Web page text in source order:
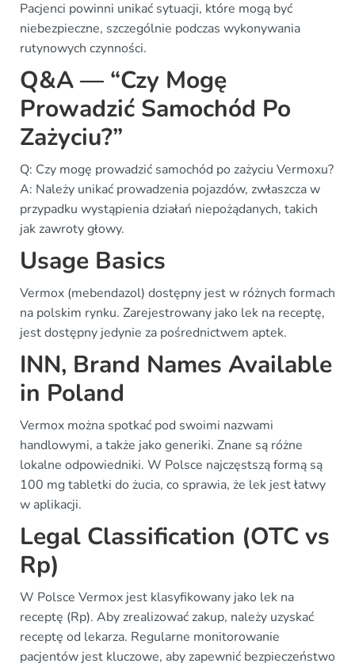
Pacjenci powinni unikać sytuacji, które mogą być
niebezpieczne, szczególnie podczas wykonywania
rutynowych czynności.
Q&A — “Czy Mogę
Prowadzić Samochód Po
Zażyciu?”
Q: Czy mogę prowadzić samochód po zażyciu Vermoxu?
A: Należy unikać prowadzenia pojazdów, zwłaszcza w
przypadku wystąpienia działań niepożądanych, takich
jak zawroty głowy.
Usage Basics
Vermox (mebendazol) dostępny jest w różnych formach
na polskim rynku. Zarejestrowany jako lek na receptę,
jest dostępny jedynie za pośrednictwem aptek.
INN, Brand Names Available
in Poland
Vermox można spotkać pod swoimi nazwami
handlowymi, a także jako generiki. Znane są różne
lokalne odpowiedniki. W Polsce najczęstszą formą są
100 mg tabletki do żucia, co sprawia, że lek jest łatwy
w aplikacji.
Legal Classification (OTC vs
Rp)
W Polsce Vermox jest klasyfikowany jako lek na
receptę (Rp). Aby zrealizować zakup, należy uzyskać
receptę od lekarza. Regularne monitorowanie
pacjentów jest kluczowe, aby zapewnić bezpieczeństwo